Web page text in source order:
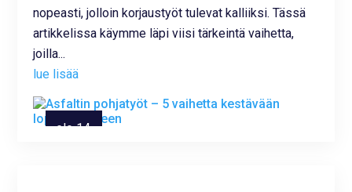
elo 14,
nopeasti, jolloin korjaustyöt tulevat kalliiksi. Tässä
artikkelissa käymme läpi viisi tärkeintä vaihetta,
joilla...
lue lisää